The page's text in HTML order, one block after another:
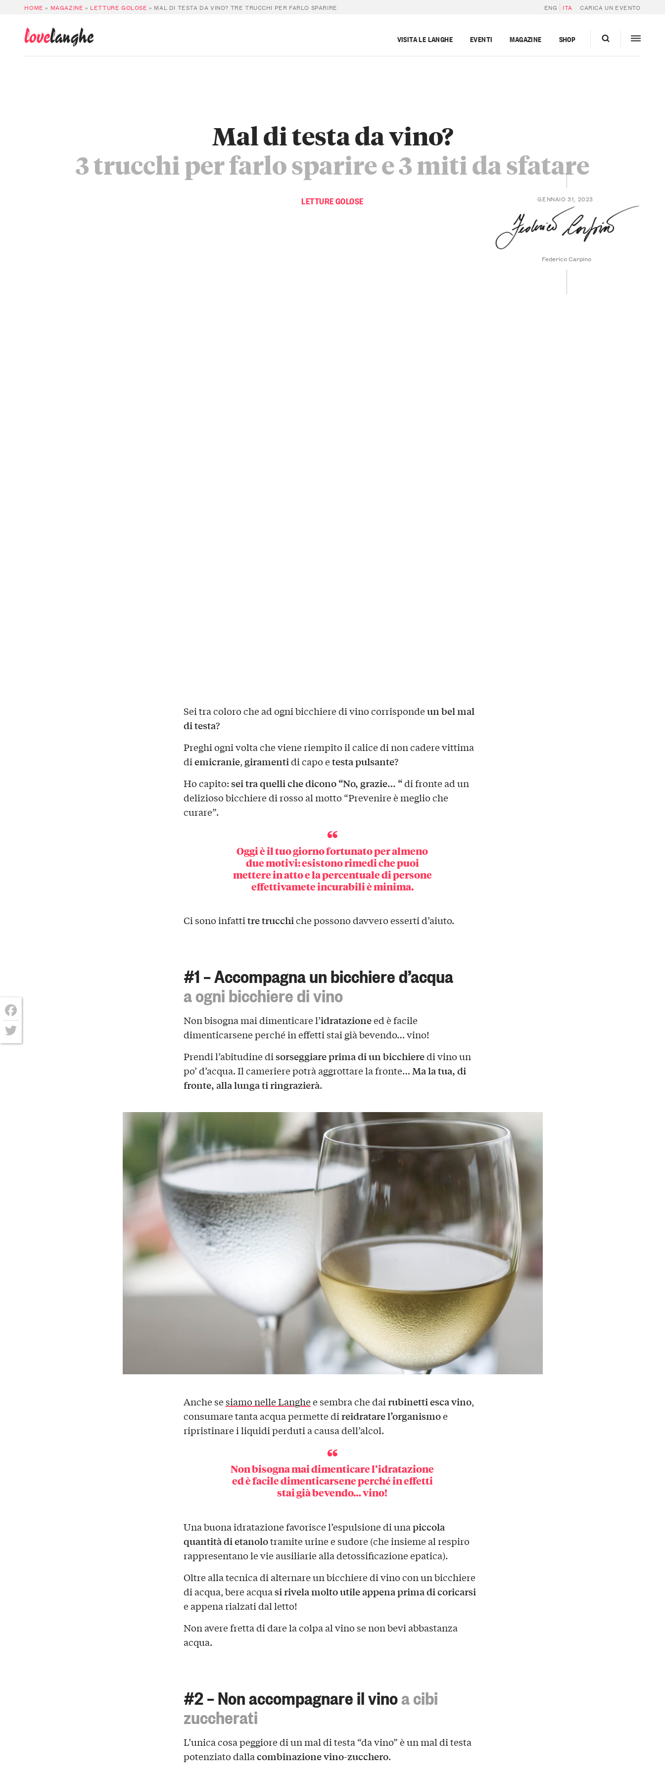
HOME » MAGAZINE » LETTURE GOLOSE » MAL DI TESTA DA VINO? TRE TRUCCHI PER FARLO SPARIRE ENG ITA CARICA UN EVENTO
lovelanghe VISITA LE LANGHE EVENTI MAGAZINE SHOP
LETTURE GOLOSE
Mal di testa da vino?
3 trucchi per farlo sparire e 3 miti da sfatare
GENNAIO 31, 2023
Federico Carpino
Sei tra coloro che ad ogni bicchiere di vino corrispondeun bel mal
di testa?
Preghi ogni volta che viene riempito il calice di non cadere vittima
diemicranie, giramentidi capo etesta pulsante?
Ho capito:sei tra quelli che dicono “No, grazie… “di fronte ad un
delizioso bicchiere di rosso al motto “Prevenire è meglio che
curare”.
Oggi è il tuo giorno fortunato per almeno
due motivi: esistono rimedi che puoi
mettere in atto ela percentuale di persone
effettivamete incurabili è minima.
Ci sono infattitre trucchiche possono davvero esserti d’aiuto.
#1 – Accompagna un bicchiere d’acqua
a ogni bicchiere di vino
Non bisogna mai dimenticare l’idratazioneed è facile
dimenticarsene perché in effetti stai già bevendo… vino!
Prendi l’abitudine disorseggiare prima di un bicchieredi vino un
po’ d’acqua. Il cameriere potrà aggrottare la fronte…Ma la tua, di
fronte, alla lunga ti ringrazierà.
Anche sesiamo nelle Langhee sembra che dairubinetti esca vino,
consumare tanta acqua permette direidratare l’organismoe
ripristinare i liquidi perduti a causa dell’alcol.
Non bisogna mai dimenticare l’idratazione
ed è facile dimenticarsene perché in effetti
stai già bevendo… vino!
Una buona idratazione favorisce l’espulsione di unapiccola
quantità di etanolotramite urine e sudore (che insieme al respiro
rappresentano le vie ausiliarie alla detossificazione epatica).
Oltre alla tecnica di alternare un bicchiere di vino con un bicchiere
di acqua, bere acquasi rivela molto utile appena prima di coricarsi
e appena rialzati dal letto!
Non avere fretta di dare la colpa al vino se non bevi abbastanza
acqua.
#2 – Non accompagnare il vinoa cibi
zuccherati
L’unica cosa peggiore di un mal di testa “da vino” è un mal di testa
potenziato dallacombinazione vino-zucchero.
Facebook
Twitter